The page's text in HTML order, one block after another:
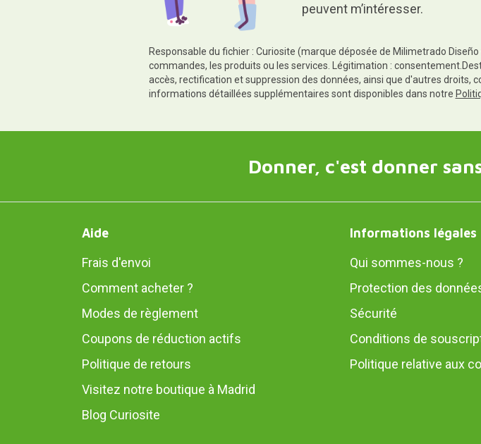
peuvent m’intéresser.
Responsable du fichier : Curiosite (marque déposée de Milimetrado
commandes, les produits ou les services. Légitimation :
accès, rectification et suppression des données, ainsi que d'autres
informations détaillées supplémentaires sont disponibles dans notre
Donner, c'est donner
Aide
Frais d'envoi
Comment acheter ?
Modes de règlement
Coupons de réduction actifs
Politique de retours
Visitez notre boutique à Madrid
Blog Curiosite
Informations légales
Qui sommes-nous ?
Protection des
Sécurité
Conditions de
Politique relative aux